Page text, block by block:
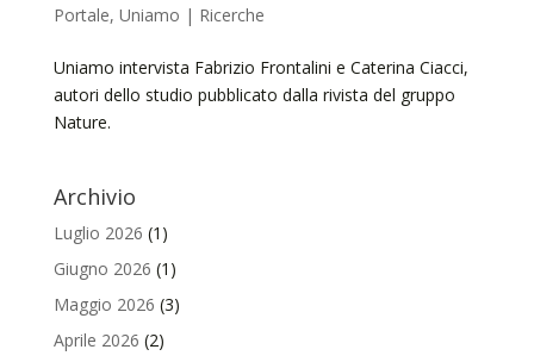
Portale, Uniamo | Ricerche
Uniamo intervista Fabrizio Frontalini e Caterina Ciacci,
autori dello studio pubblicato dalla rivista del gruppo
Nature.
Archivio
Luglio 2026 (1)
Giugno 2026 (1)
Maggio 2026 (3)
Aprile 2026 (2)